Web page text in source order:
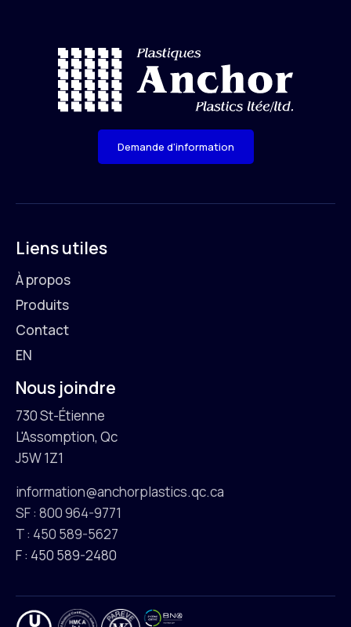
Demande d'information
Liens utiles
À propos
Produits
Contact
EN
Nous joindre
730 St-Étienne
L'Assomption, Qc
J5W 1Z1
information@anchorplastics.qc.ca
SF : 800 964-9771
T : 450 589-5627
F : 450 589-2480